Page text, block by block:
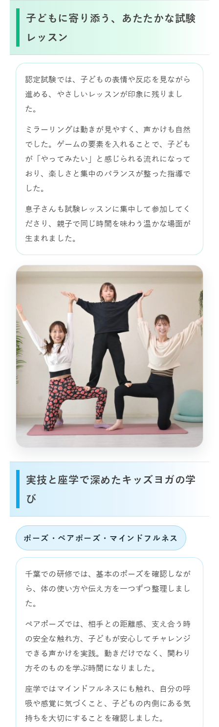
子どもに寄り添う、あたたかな試験
レッスン
認定試験では、子どもの表情や反応を見ながら
進める、やさしいレッスンが印象に残りまし
た。
ミラーリングは動きが見やすく、声かけも自然
でした。ゲームの要素を入れることで、子ども
が「やってみたい」と感じられる流れになって
おり、楽しさと集中のバランスが整った指導で
した。
息子さんも試験レッスンに集中して参加してく
ださり、親子で同じ時間を味わう温かな場面が
生まれました。
実技と座学で深めたキッズヨガの学
び
ポーズ・ペアポーズ・マインドフルネス
千葉での研修では、基本のポーズを確認しなが
ら、体の使い方や伝え方を一つずつ整理しまし
た。
ペアポーズでは、相手との距離感、支え合う時
の安全な触れ方、子どもが安心してチャレンジ
できる声かけを実践。動きだけでなく、関わり
方そのものを学ぶ時間になりました。
座学ではマインドフルネスにも触れ、自分の呼
吸や感覚に気づくこと、子どもの内側にある気
持ちを大切にすることを確認しました。